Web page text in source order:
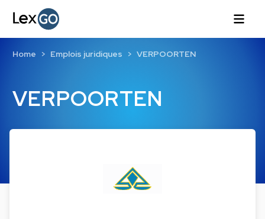
VERPOORTEN
Home Emplois juridiques VERPOORTEN